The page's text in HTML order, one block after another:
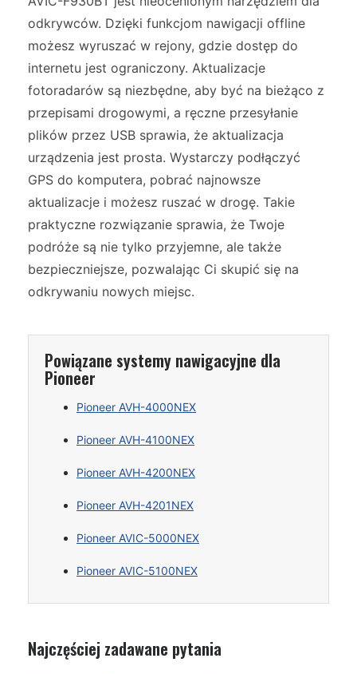
odkrywców. Dzięki funkcjom nawigacji offline
możesz wyruszać w rejony, gdzie dostęp do
internetu jest ograniczony. Aktualizacje
fotoradarów są niezbędne, aby być na bieżąco z
przepisami drogowymi, a ręczne przesyłanie
plików przez USB sprawia, że aktualizacja
urządzenia jest prosta. Wystarczy podłączyć
GPS do komputera, pobrać najnowsze
aktualizacje i możesz ruszać w drogę. Takie
praktyczne rozwiązanie sprawia, że Twoje
podróże są nie tylko przyjemne, ale także
bezpieczniejsze, pozwalając Ci skupić się na
odkrywaniu nowych miejsc.
Powiązane systemy nawigacyjne dla
Pioneer
Pioneer AVH-4000NEX
Pioneer AVH-4100NEX
Pioneer AVH-4200NEX
Pioneer AVH-4201NEX
Pioneer AVIC-5000NEX
Pioneer AVIC-5100NEX
Najczęściej zadawane pytania